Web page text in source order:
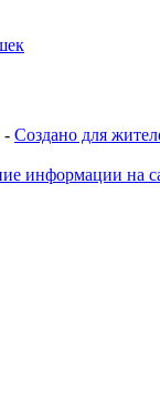
- Создано для
информации на